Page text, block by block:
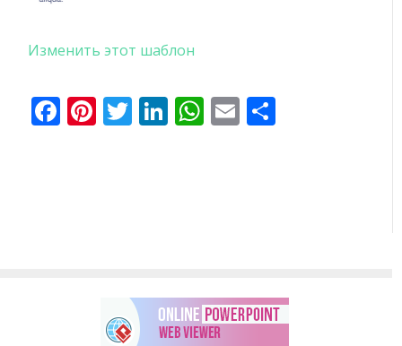
Изменить этот шаблон
Facebook
Pinterest
Twitter
LinkedIn
WhatsApp
Email